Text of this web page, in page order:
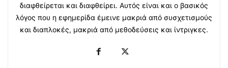
διαφθείρεται και διαφθείρει. Αυτός είναι και ο βασικός
λόγος που η εφημερίδα έμεινε μακριά από συσχετισμούς
και διαπλοκές, μακριά από μεθοδεύσεις και ίντριγκες.